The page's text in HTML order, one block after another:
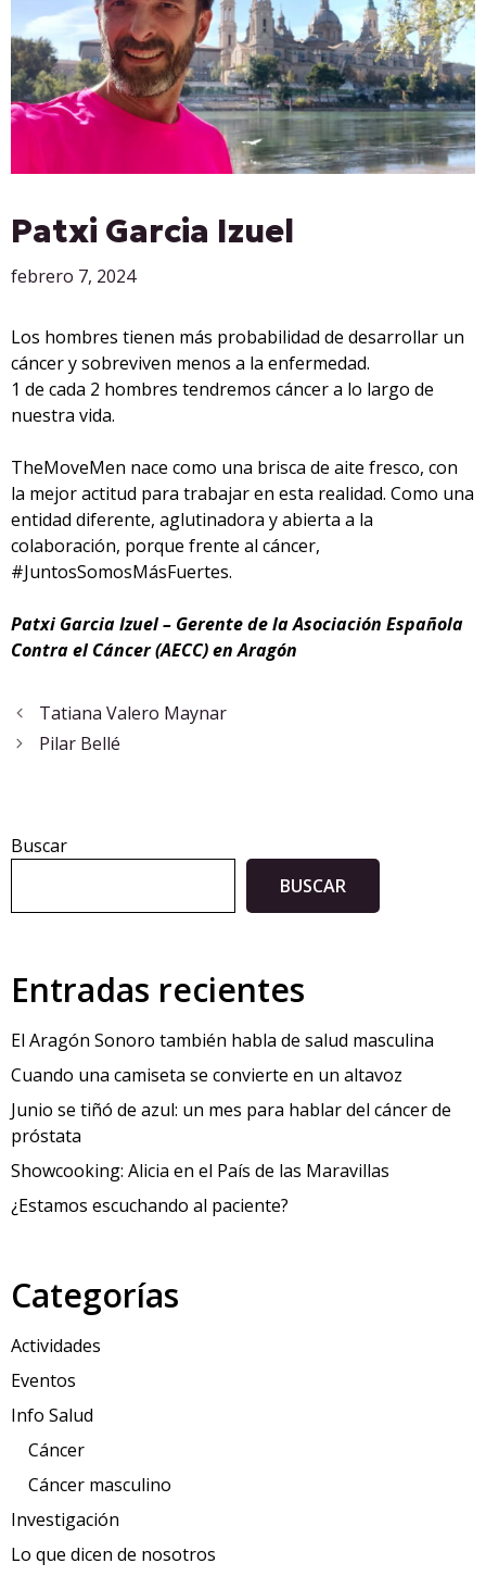
Patxi Garcia Izuel
febrero 7, 2024
Los hombres tienen más probabilidad de desarrollar un
cáncer y sobreviven menos a la enfermedad.
1 de cada 2 hombres tendremos cáncer a lo largo de
nuestra vida.
TheMoveMen nace como una brisca de aite fresco, con
la mejor actitud para trabajar en esta realidad. Como una
entidad diferente, aglutinadora y abierta a la
colaboración, porque frente al cáncer,
#JuntosSomosMásFuertes.
Patxi Garcia Izuel – Gerente de la Asociación Española
Contra el Cáncer (AECC) en Aragón
Tatiana Valero Maynar
Pilar Bellé
Buscar
BUSCAR
Entradas recientes
El Aragón Sonoro también habla de salud masculina
Cuando una camiseta se convierte en un altavoz
Junio se tiñó de azul: un mes para hablar del cáncer de
próstata
Showcooking: Alicia en el País de las Maravillas
¿Estamos escuchando al paciente?
Categorías
Actividades
Eventos
Info Salud
Cáncer
Cáncer masculino
Investigación
Lo que dicen de nosotros